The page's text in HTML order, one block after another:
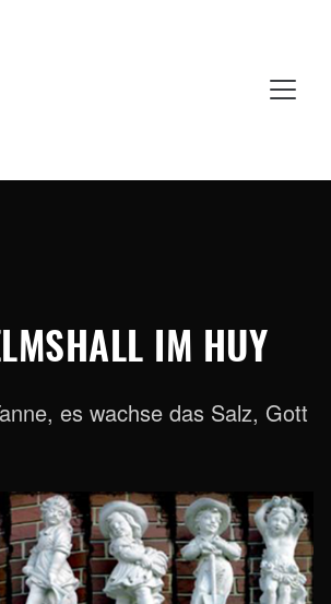
IM HUY
es wachse das Salz, Gott